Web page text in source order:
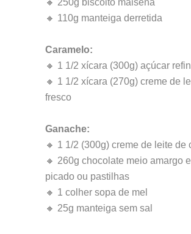
🔸 250g biscoito maisena
🔸 110g manteiga derretida
Caramelo:
🔸 1 1/2 xícara (300g) açúcar
🔸 1 1/2 xícara (270g) creme de
fresco
Ganache:
🔸 1 1/2 (300g) creme de leite de
🔸 260g chocolate meio amargo
picado ou pastilhas
🔸 1 colher sopa de mel
🔸 25g manteiga sem sal